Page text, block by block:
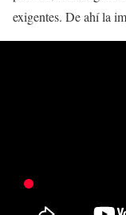
exigentes. De ahí la